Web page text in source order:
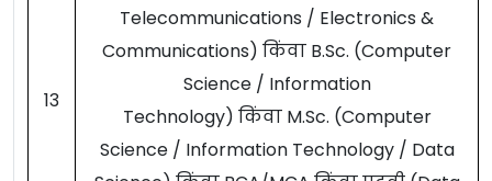
13
Telecommunications / Electronics &
Communications) किंवा B.Sc. (Computer
Science / Information
Technology) किंवा M.Sc. (Computer
Science / Information Technology / Data